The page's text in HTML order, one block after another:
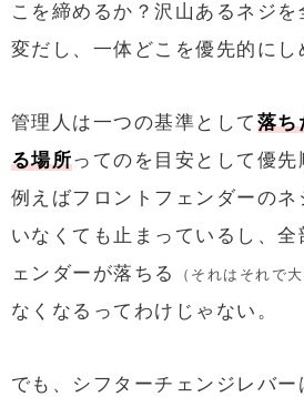
こを締めるか？沢山あるネジ
変だし、一体どこを優先的にし
管理人は一つの基準として 落ち
る場所ってのを目安として優先
例えばフロントフェンダーのネ
いなくても止まっているし、全
ェンダーが落ちる
（それはそれで
なくなるってわけじゃない。
でも、シフターチェンジレバー